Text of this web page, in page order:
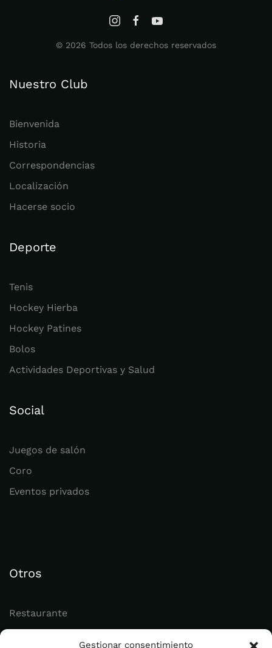
Gestionar consentimiento
© 2026 Todos los derechos reservados
Nuestro Club
Bienvenida
Historia
Correspondencias
Localización
Hacerse socio
Deporte
Tenis
Hockey Hierba
Hockey Patines
Bolos
Actividades Deportivas y Salud
Social
Juegos de salón
Coro
Eventos privados
Otros
Restaurante